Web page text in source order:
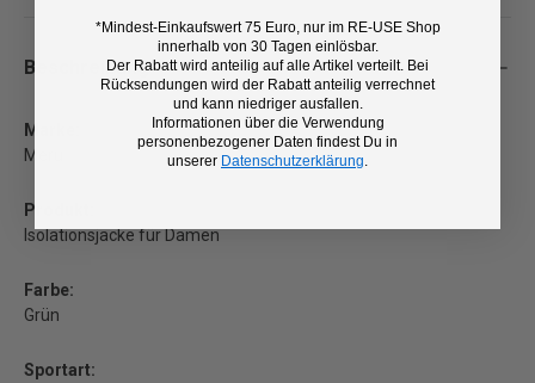
Beschreibung
Marke:
Meru
Produkt:
Isolationsjacke für Damen
Farbe:
Grün
Sportart:
*Mindest-Einkaufswert 75 Euro, nur im RE-USE Shop
innerhalb von 30 Tagen einlösbar.
Der Rabatt wird anteilig auf alle Artikel verteilt. Bei
Rücksendungen wird der Rabatt anteilig verrechnet
und kann niedriger ausfallen.
Informationen über die Verwendung
personenbezogener Daten findest Du in
unserer Datenschutzerklärung